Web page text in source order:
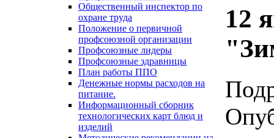
Общественный инспектор по
охране труда
Положение о первичной
профсоюзной организации
Профсоюзные лидеры
Профсоюзные здравницы
План работы ППО
Денежные нормы расходов на
питание.
Информационный сборник
технологических карт блюд и
изделий
12